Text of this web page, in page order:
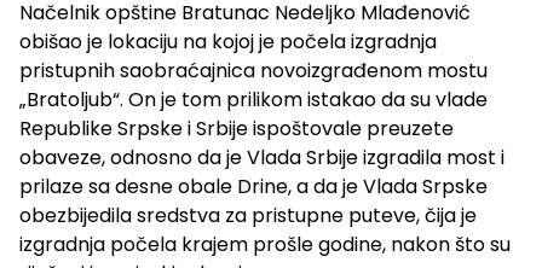
Načelnik opštine Bratunac Nedeljko Mlađenović
obišao je lokaciju na kojoj je počela izgradnja
pristupnih saobraćajnica novoizgrađenom mostu
„Bratoljub“. On je tom prilikom istakao da su vlade
Republike Srpske i Srbije ispoštovale preuzete
obaveze, odnosno da je Vlada Srbije izgradila most i
prilaze sa desne obale Drine, a da je Vlada Srpske
obezbijedila sredstva za pristupne puteve, čija je
izgradnja počela krajem prošle godine, nakon što su